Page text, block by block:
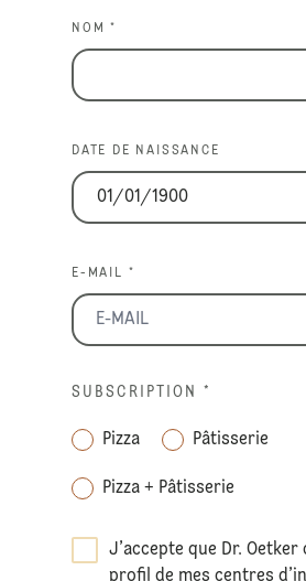
NOM *
DATE DE NAISSANCE
E-MAIL *
SUBSCRIPTION *
Pizza Pâtisserie
Pizza + Pâtisserie
J’accepte que Dr. Oetker
profil de mes centres